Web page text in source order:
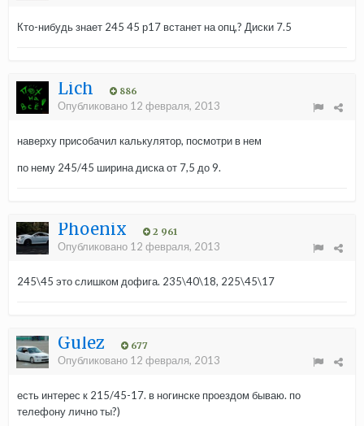
Кто-нибудь знает 245 45 р17 встанет на опц,? Диски 7.5
Lich 886
Опубликовано 12 февраля, 2013
наверху присобачил калькулятор, посмотри в нем
по нему 245/45 ширина диска от 7,5 до 9.
Phoenix 2 961
Опубликовано 12 февраля, 2013
245\45 это слишком дофига. 235\40\18, 225\45\17
Gulez 677
Опубликовано 12 февраля, 2013
есть интерес к 215/45-17. в ногинске проездом бываю. по
телефону лично ты?)